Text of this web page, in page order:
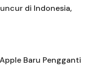
di Indonesia,
Baru Pengganti